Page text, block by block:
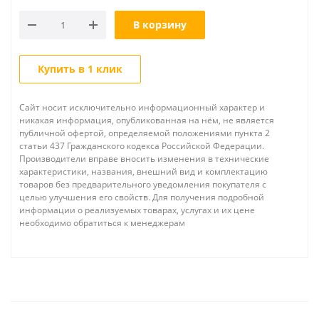
В корзину
Купить в 1 клик
Сайт носит исключительно информационный характер и
никакая информация, опубликованная на нём, не является
публичной офертой, определяемой положениями пункта 2
статьи 437 Гражданского кодекса Российской Федерации.
Производители вправе вносить изменения в технические
характеристики, названия, внешний вид и комплектацию
товаров без предварительного уведомления покупателя с
целью улучшения его свойств. Для получения подробной
информации о реализуемых товарах, услугах и их цене
необходимо обратиться к менеджерам